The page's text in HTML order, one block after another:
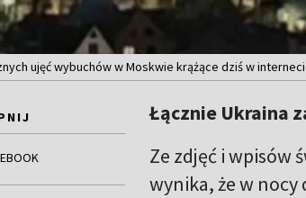
ujęć wybuchów w Moskwie krążące dziś w
Łącznie Ukraina
Ze zdjęć i wpisów
wynika, że w nocy